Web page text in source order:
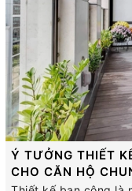
Ý TƯỞNG THIẾT
CHO CĂN HỘ